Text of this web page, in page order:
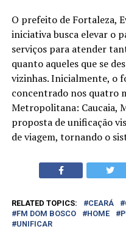
O prefeito de Fortaleza,
iniciativa busca elevar o
serviços para atender
quanto aqueles que se
vizinhas. Inicialmente, o
concentrado nos quatro
Metropolitana: Caucaia,
proposta de unificação
de viagem, tornando o
RELATED TOPICS: CEARÁ
FM DOM BOSCO
HOME
UNIFICAR